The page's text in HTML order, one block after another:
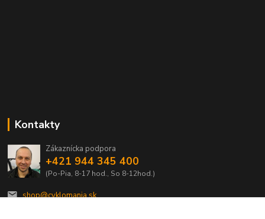
Kontakty
Zákaznícka podpora
+421 944 345 400
(Po-Pia, 8-17 hod., So 8-12hod.)
shop@cyklomania.sk